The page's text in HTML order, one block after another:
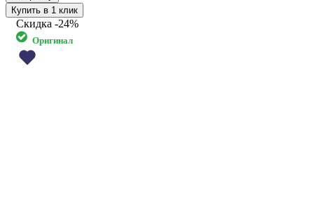
Купить в 1 клик
Скидка -24%
Оригинал